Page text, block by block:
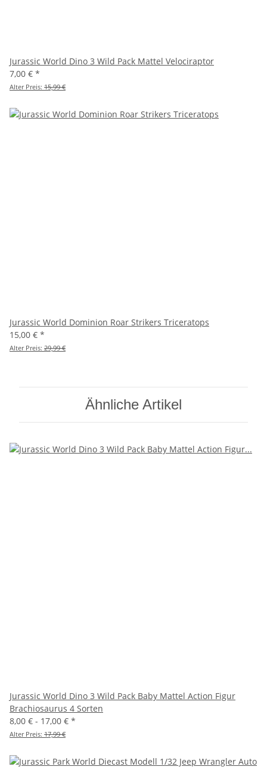
Jurassic World Dino 3 Wild Pack Mattel Velociraptor
7,00 € *
Alter Preis: 15,99 €
Jurassic World Dominion Roar Strikers Triceratops
15,00 € *
Alter Preis: 29,99 €
Ähnliche Artikel
Jurassic World Dino 3 Wild Pack Baby Mattel Action Figur
Brachiosaurus 4 Sorten
8,00 € - 17,00 € *
Alter Preis: 17,99 €